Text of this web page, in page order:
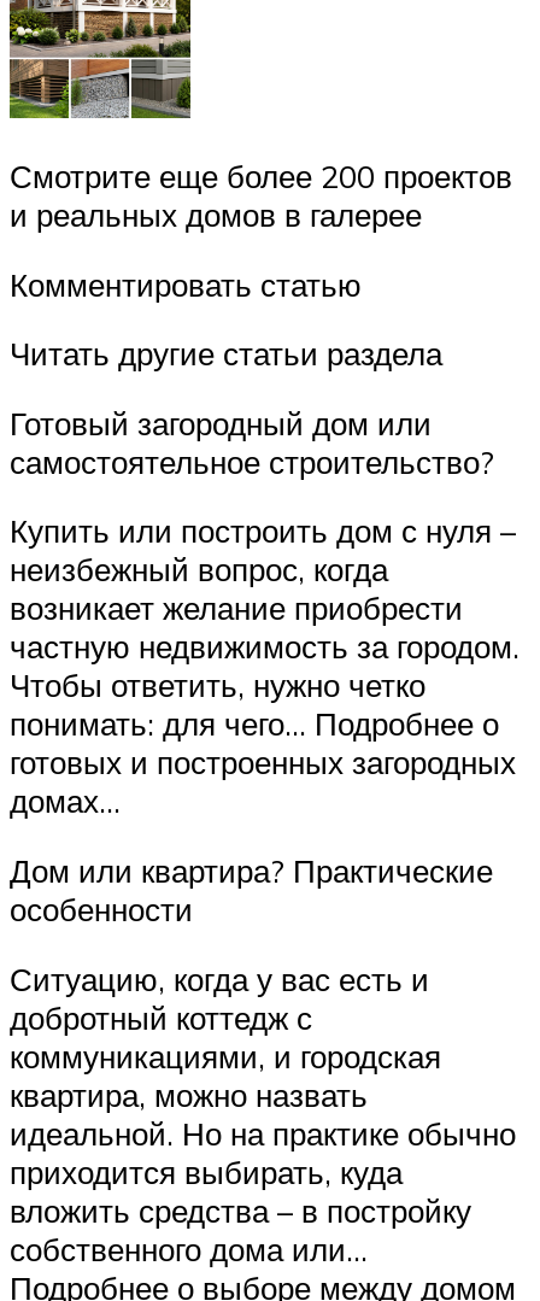
Смотрите еще более 200 проектов
и реальных домов в галерее
Комментировать статью
Читать другие статьи раздела
Готовый загородный дом или
самостоятельное строительство?
Купить или построить дом с нуля –
неизбежный вопрос, когда
возникает желание приобрести
частную недвижимость за городом.
Чтобы ответить, нужно четко
понимать: для чего… Подробнее о
готовых и построенных загородных
домах…
Дом или квартира? Практические
особенности
Ситуацию, когда у вас есть и
добротный коттедж с
коммуникациями, и городская
квартира, можно назвать
идеальной. Но на практике обычно
приходится выбирать, куда
вложить средства – в постройку
собственного дома или…
Подробнее о выборе между домом